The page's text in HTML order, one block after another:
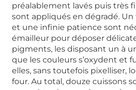
préalablement lavés puis très
sont appliqués en dégradé.
et une infinie patience sont
émailleur pour déposer
pigments, les disposant un à
que les couleurs s’oxydent et
elles, sans toutefois pixelliser,
four. Au total, douze cuissons